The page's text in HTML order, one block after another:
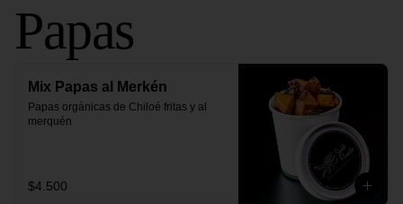
Papas
Mix Papas al Merkén
Papas orgánicas de Chiloé fritas y al
merquén
$4.500